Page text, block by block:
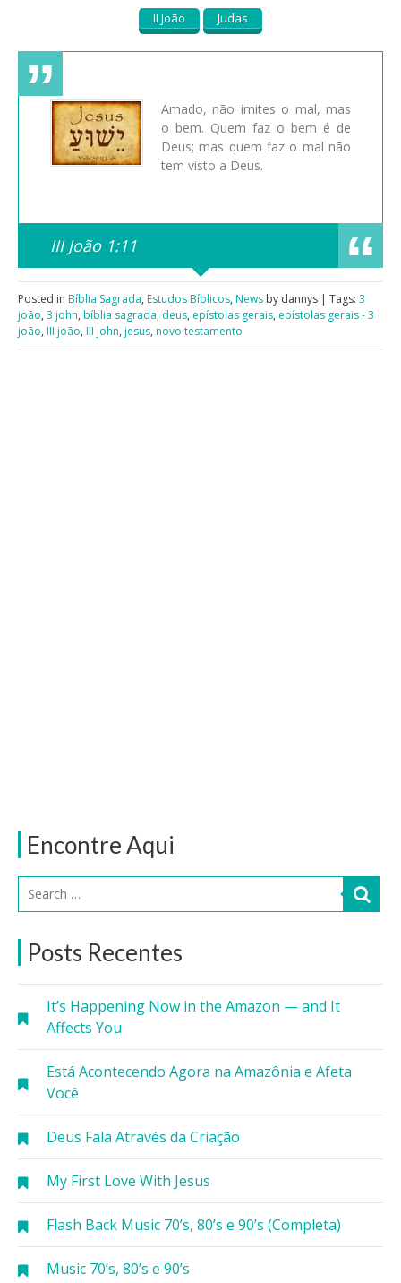
Encontre Aqui
Posts Recentes
It’s Happening Now in the Amazon — and It
Affects You
Está Acontecendo Agora na Amazônia e Afeta
Você
Deus Fala Através da Criação
My First Love With Jesus
Flash Back Music 70’s, 80’s e 90’s (Completa)
Music 70’s, 80’s e 90’s
II João Judas
Amado, não imites o mal, mas
o bem. Quem faz o bem é de
Deus; mas quem faz o mal não
tem visto a Deus.
III João 1:11
Posted in Bíblia Sagrada, Estudos Bíblicos, News by dannys | Tags: 3
joão, 3 john, bíblia sagrada, deus, epístolas gerais, epístolas gerais - 3
joão, III joão, III john, jesus, novo testamento